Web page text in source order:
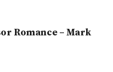
Romance – Mark